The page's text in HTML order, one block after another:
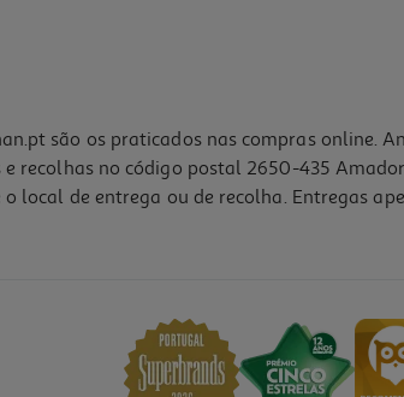
são os praticados nas compras online.
recolhas no código postal 2650-435
local de entrega ou de recolha. Entregas